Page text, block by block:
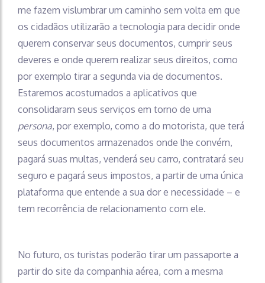
me fazem vislumbrar um caminho sem volta em que
os cidadãos utilizarão a tecnologia para decidir onde
querem conservar seus documentos, cumprir seus
deveres e onde querem realizar seus direitos, como
por exemplo tirar a segunda via de documentos.
Estaremos acostumados a aplicativos que
consolidaram seus serviços em torno de uma
persona, por exemplo, como a do motorista, que terá
seus documentos armazenados onde lhe convém,
pagará suas multas, venderá seu carro, contratará seu
seguro e pagará seus impostos, a partir de uma única
plataforma que entende a sua dor e necessidade – e
tem recorrência de relacionamento com ele.
No futuro, os turistas poderão tirar um passaporte a
partir do site da companhia aérea, com a mesma